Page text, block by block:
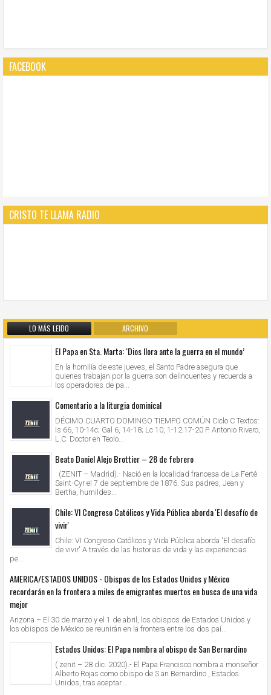
FACEBOOK
CRISTO TE LLAMA RADIO
LO MÁS LEIDO ARCHIVO
El Papa en Sta. Marta: ‘Dios llora ante la guerra en el mundo’
En la homilía de este jueves, el Santo Padre asegura que
quienes trabajan por la guerra son delincuentes y recuerda a
los operadores de pa...
Comentario a la liturgia dominical
DÉCIMO CUARTO DOMINGO TIEMPO COMÚN Ciclo C Textos:
Is 66, 10-14c; Gal 6, 14-18; Lc 10, 1-12.17-20 P. Antonio Rivero,
L.C. Doctor en Teolo...
Beato Daniel Alejo Brottier – 28 de febrero
(ZENIT – Madrid).- Nació en la localidad francesa de La Ferté
Saint-Cyr el 7 de septiembre de 1876. Sus padres, Jean y
Bertha, humildes...
Chile: VI Congreso Católicos y Vida Pública aborda 'El desafío de
vivir'
Chile: VI Congreso Católicos y Vida Pública aborda 'El desafío
de vivir' A través de las historias de vida y las experiencias
pe...
AMERICA/ESTADOS UNIDOS - Obispos de los Estados Unidos y México
recordarán en la frontera a miles de emigrantes muertos en busca de una vida
mejor
Arizona – El 30 de marzo y el 1 de abril, los obispos de Estados Unidos y
los obispos de México se reunirán en la frontera entre los dos paí...
Estados Unidos: El Papa nombra al obispo de San Bernardino
( zenit – 28 dic. 2020).- El Papa Francisco nombra a monseñor
Alberto Rojas como obispo de S an Bernardino , Estados
Unidos, tras aceptar...